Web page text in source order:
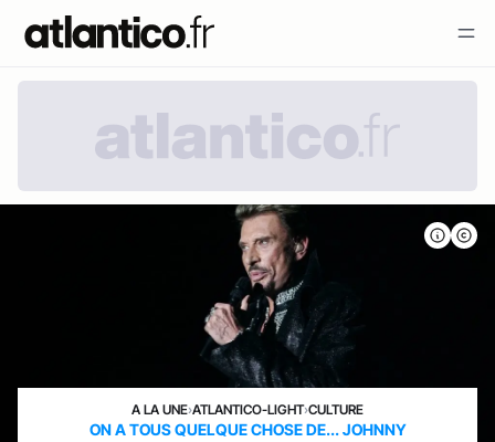
A LA UNE›ATLANTICO-LIGHT›CULTURE
ON A TOUS QUELQUE CHOSE DE... JOHNNY